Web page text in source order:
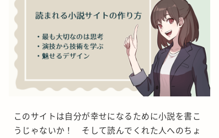
このサイトは自分が幸せになるために小説を書こ
うじゃないか！ そして読んでくれた人へのちょ